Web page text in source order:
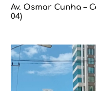
Av. Osmar Cunha –
04)